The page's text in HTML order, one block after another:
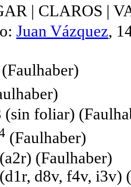
| CLAROS |
Juan Vázquez,
(sin foliar)
(Faulhaber)
(Faulhaber)
d8v, f4v, i3v)